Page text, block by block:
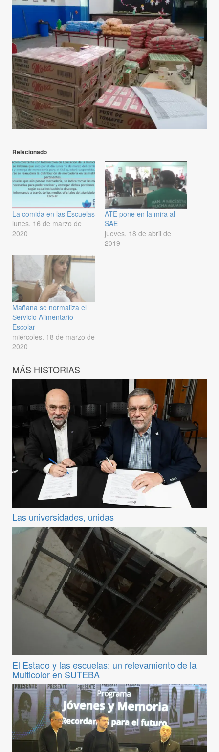
Relacionado
La comida en las Escuelas
lunes, 16 de marzo de
2020
ATE pone en la mira al
SAE
jueves, 18 de abril de
2019
Mañana se normaliza el
Servicio Alimentario
Escolar
miércoles, 18 de marzo de
2020
MÁS HISTORIAS
Las universidades, unidas
El Estado y las escuelas: un relevamiento de la
Multicolor en SUTEBA